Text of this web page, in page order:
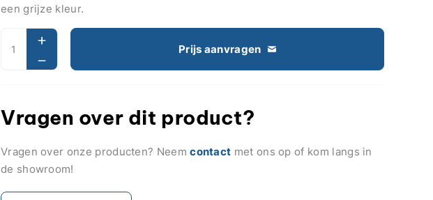
een grijze kleur.
Prijs aanvragen
Vragen over dit product?
Vragen over onze producten? Neemcontact met ons op of kom langs in
de showroom!